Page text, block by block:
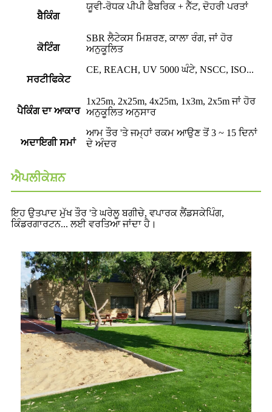
ਬੈਕਿੰਗ
ਯੂਵੀ-ਰੋਧਕ ਪੀਪੀ ਫੈਬਰਿਕ + ਨੈੱਟ, ਦੋਹਰੀ ਪਰਤਾਂ
ਕੋਟਿੰਗ
SBR ਲੈਟੇਕਸ ਮਿਸ਼ਰਣ, ਕਾਲਾ ਰੰਗ, ਜਾਂ ਹੋਰ
ਅਨੁਕੂਲਿਤ
ਸਰਟੀਫਿਕੇਟ
CE, REACH, UV 5000 ਘੰਟੇ, NSCC, ISO...
ਪੈਕਿੰਗ ਦਾ ਆਕਾਰ
1x25m, 2x25m, 4x25m, 1x3m, 2x5m ਜਾਂ ਹੋਰ
ਅਨੁਕੂਲਿਤ ਅਨੁਸਾਰ
ਅਦਾਇਗੀ ਸਮਾਂ
ਆਮ ਤੌਰ 'ਤੇ ਜਮ੍ਹਾਂ ਰਕਮ ਆਉਣ ਤੋਂ 3 ~ 15 ਦਿਨਾਂ
ਦੇ ਅੰਦਰ
ਐਪਲੀਕੇਸ਼ਨ
ਇਹ ਉਤਪਾਦ ਮੁੱਖ ਤੌਰ 'ਤੇ ਘਰੇਲੂ ਬਗੀਚੇ, ਵਪਾਰਕ ਲੈਂਡਸਕੇਪਿੰਗ,
ਕਿੰਡਰਗਾਰਟਨ... ਲਈ ਵਰਤਿਆ ਜਾਂਦਾ ਹੈ।